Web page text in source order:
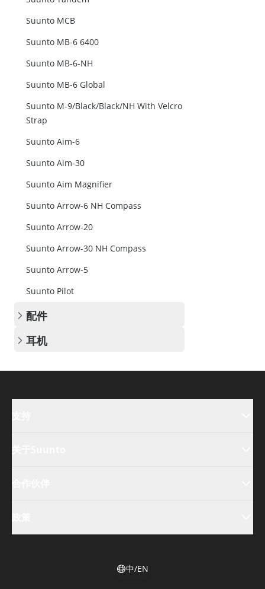
Suunto MCB
Suunto MB-6 6400
Suunto MB-6-NH
Suunto MB-6 Global
Suunto M-9/Black/Black/NH With Velcro
Strap
Suunto Aim-6
Suunto Aim-30
Suunto Aim Magnifier
Suunto Arrow-6 NH Compass
Suunto Arrow-20
Suunto Arrow-30 NH Compass
Suunto Arrow-5
Suunto Pilot
配件
耳机
中/EN